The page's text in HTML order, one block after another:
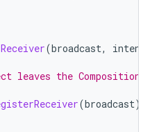
(broadcast,
leaves the Composition,
(broadcast)